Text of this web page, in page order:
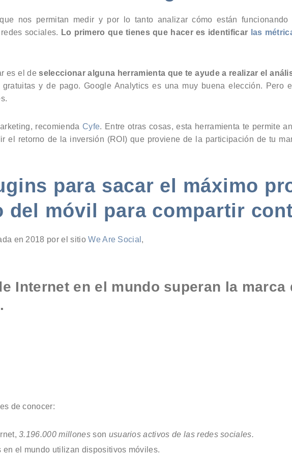
nos permitan medir y por lo tanto analizar cómo están funcionando
sociales. Lo primero que tienes que hacer es identificar las
es el de seleccionar alguna herramienta que te ayude a realizar el
gratuitas y de pago. Google Analytics es una muy buena elección. Pero
recomiendaCyfe. Entre otras cosas, esta herramienta te permite
el retorno de la inversión (ROI) que proviene de la participación de tu
para sacar el máximo
del móvil para compartir
en 2018 por el sitioWe Are Social ,
Internet en el mundo superan la marca
de conocer:
3.196.000 millonesson usuarios activos de las redes sociales.
el mundo utilizan dispositivos móviles.